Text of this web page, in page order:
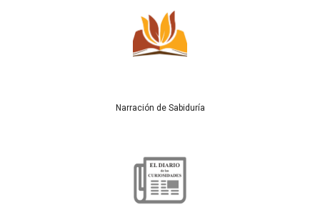
Narración de Sabiduría